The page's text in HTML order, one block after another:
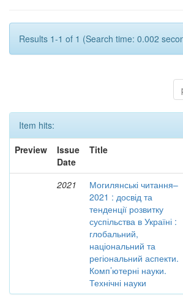
Results 1-1 of 1 (Search time: 0.002
Item hits:
Preview
Issue
Date
Title
2021
Могилянські читання–
2021 : досвід та
тенденції розвитку
суспільства в Україні :
глобальний,
національний та
регіональний аспекти.
Комп’ютерні науки.
Технічні науки